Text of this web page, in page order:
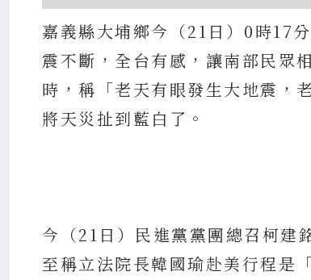
嘉義縣大埔鄉今（21日）0時17
震不斷，全台有感，讓南部民眾
時，稱「老天有眼發生大地震，
將天災扯到藍白了。
今（21日）民進黨黨團總召柯建
至稱立法院長韓國瑜赴美行程是